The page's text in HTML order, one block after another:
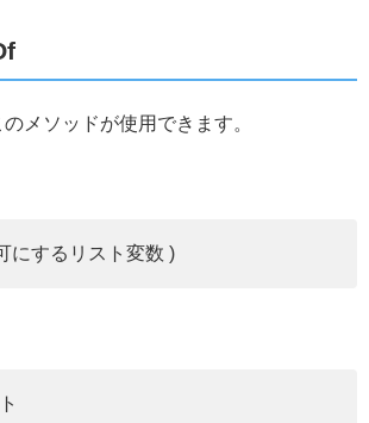
メソッドが使用できます。
にするリスト変数 )